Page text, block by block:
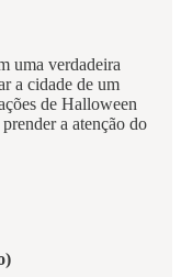
uma verdadeira
a cidade de um
de Halloween
a atenção do